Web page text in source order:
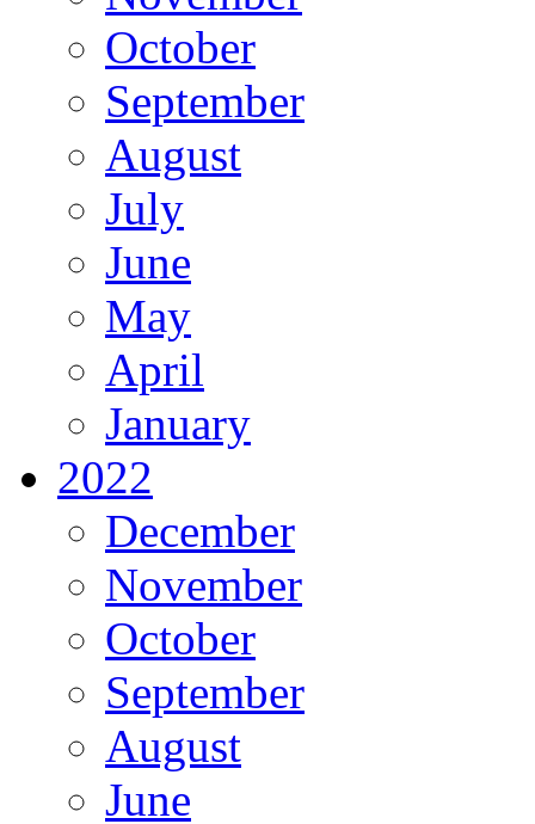
October
September
August
July
June
May
April
January
2022
December
November
October
September
August
June